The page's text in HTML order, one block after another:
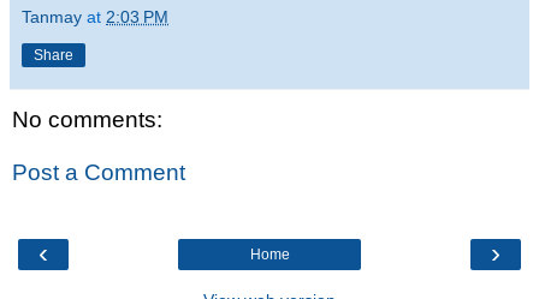
Tanmay at 2:03 PM
Share
No comments:
Post a Comment
‹ ›
Home